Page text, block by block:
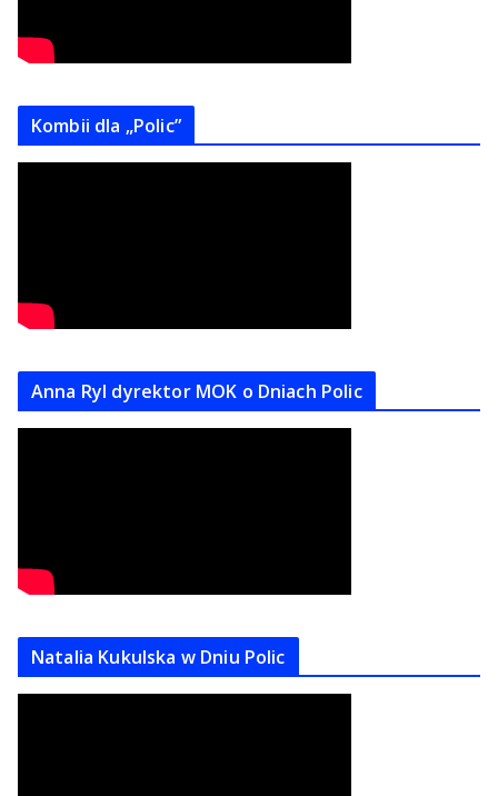
Kombii dla „Polic”
Anna Ryl dyrektor MOK o Dniach Polic
Natalia Kukulska w Dniu Polic